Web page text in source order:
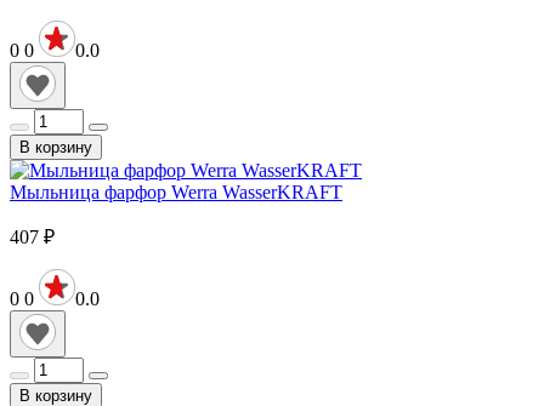
0 0 0.0
В корзину
Мыльница фарфор Werra WasserKRAFT
407 ₽
0 0 0.0
В корзину